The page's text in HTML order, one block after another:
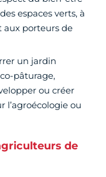
espaces verts, à
porteurs de
un jardin
pâturage,
ou créer
l’agroécologie ou
de